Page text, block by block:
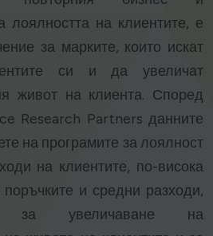
лоялността на клиентите, е
за марките, които искат
си и да увеличат
живот на клиента. Според
Research Partners данните
на програмите за лоялност
на клиентите, по-висока
и средни разходи,
за увеличаване на